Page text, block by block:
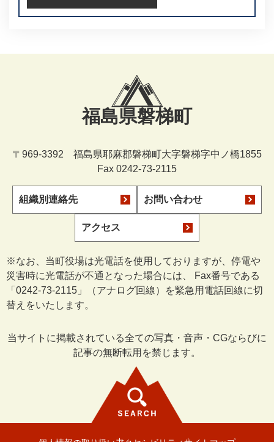
福島県磐梯町
〒969-3392 福島県耶麻郡磐梯町大字磐梯字中ノ橋1855
Fax 0242-73-2115
組織別連絡先 お問い合わせ
アクセス
※なお、当町役場は光電話を使用しておりますが、停電や
災害時に光電話が不通となった場合には、 Fax番号である
「0242-73-2115」（アナログ回線）を緊急用電話回線に切
替えをいたします。
当サイトに掲載されている全ての写真・音声・CGならびに
記事の無断転用を禁じます。